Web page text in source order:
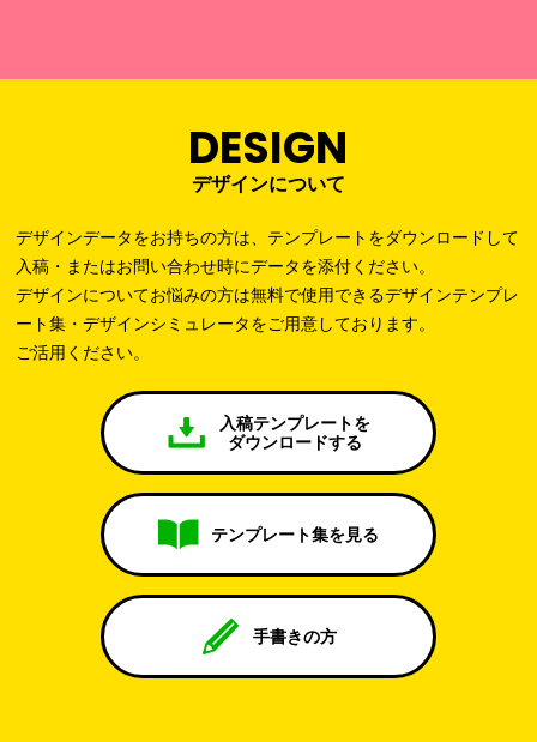
DESIGN
デザインについて
デザインデータをお持ちの方は、テンプレートをダウンロードして
入稿・またはお問い合わせ時にデータを添付ください。
デザインについてお悩みの方は無料で使用できるデザインテンプレ
ート集・デザインシミュレータをご用意しております。
ご活用ください。
入稿テンプレートを
ダウンロードする
テンプレート集を見る
手書きの方